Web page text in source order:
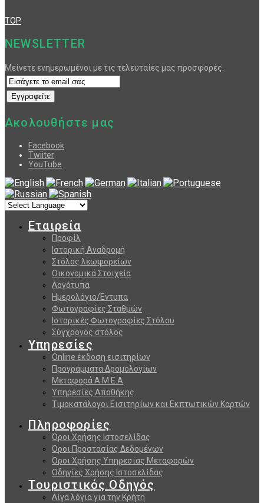
TOP
NEWSLETTER
Μείνετε ενημερωμένοι με τις τελευταίες μας προσφορές.
Ακολουθήστε μας
Facebook
Twiiter
YouTube
Εταιρεία
Προφίλ
Ιστορική Αναδρομή
Στόλος λεωφορείων
Οικονομικά Στοιχεία
Λογότυπα
Ημερολόγιο/Εντυπα
Φωτογραφίες Σταθμών
Ιστορικές Φωτογραφίες Στόλου
Σύγχρονος στόλος
Υπηρεσίες
Online έκδοση εισιτηρίων
Προγράμματα Δρομολογίων
Μεταφορά Α.Μ.Ε.Α
Υπηρεσίες Αποθήκης
Τιμοκατάλογοι Εισιτηρίων και Εκπτωτικών Καρτών
Πληροφορίες
Όροι Χρήσης Ιστοσελίδας
Όροι Προστασίας Δεδομένων
Όροι Χρήσης Υπηρεσίας Μεταφορών
Οδηγίες Χρήσης Ιστοσελίδας
Τουριστικός Οδηγός
Λίγα λόγια για την Κρήτη